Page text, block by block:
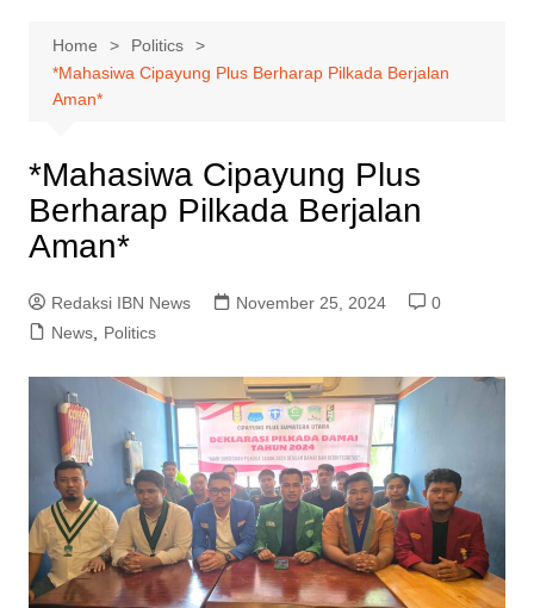
Home
Politics
*Mahasiwa Cipayung Plus Berharap Pilkada Berjalan
Aman*
*Mahasiwa Cipayung Plus
Berharap Pilkada Berjalan
Aman*
Redaksi IBN News November 25, 2024
0
News, Politics